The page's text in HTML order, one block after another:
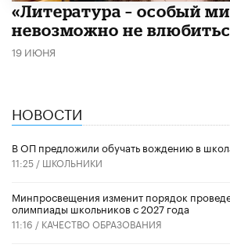
​«Литература – особый
невозможно не
19 ИЮНЯ
НОВОСТИ
В ОП предложили обучать вождению в
11:25 / ШКОЛЬНИКИ
Минпросвещения изменит порядок
олимпиады школьников с 2027 года
11:16 / КАЧЕСТВО ОБРАЗОВАНИЯ